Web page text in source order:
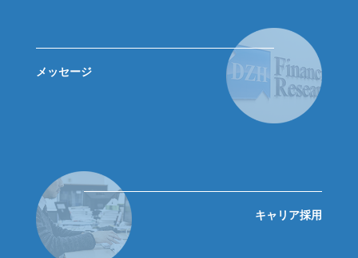
メッセージ
キャリア採用